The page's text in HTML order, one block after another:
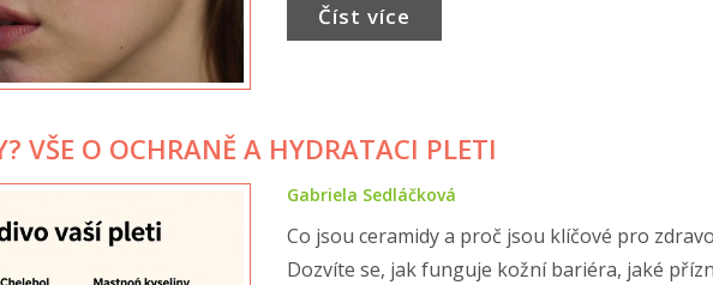
Číst více
VŠE O OCHRANĚ A HYDRATACI PLETI
Gabriela Sedláčková
Co jsou ceramidy a proč jsou klíčové pro
Dozvíte se, jak funguje kožní bariéra, jaké